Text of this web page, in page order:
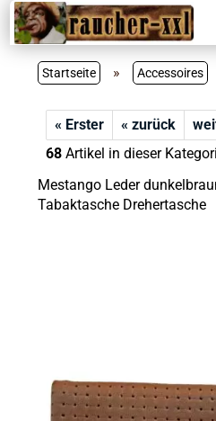
Startseite » Accessoires
« Erster « zurück
68Artikel in dieser
Mestango Leder
Tabaktasche Drehertasche